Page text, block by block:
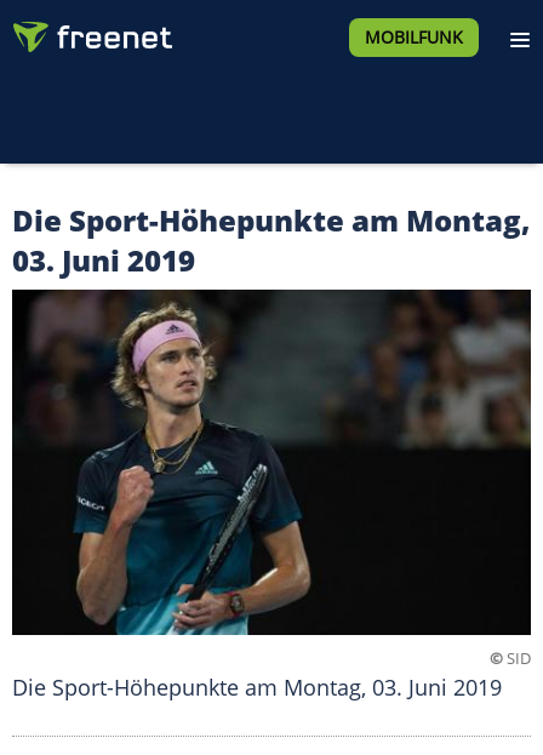
MOBILFUNK
Die Sport-Höhepunkte am Montag,
03. Juni 2019
©SID
Die Sport-Höhepunkte am Montag, 03. Juni 2019